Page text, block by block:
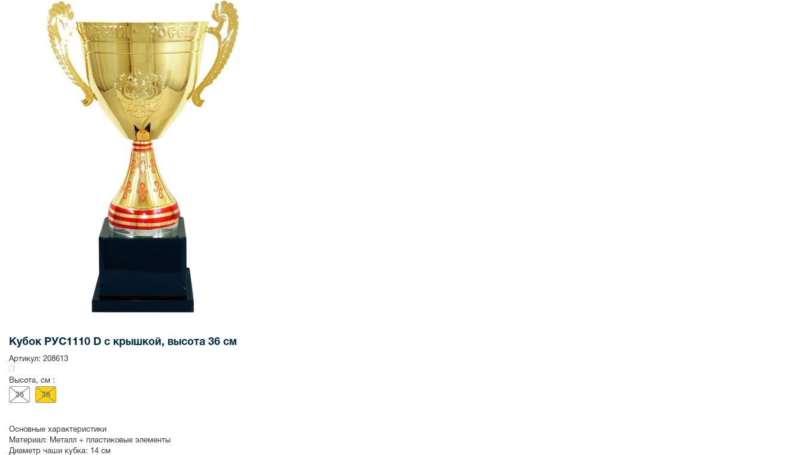
Кубок РУС1110 D с крышкой, высота 36 см
Артикул: 208613
Высота, см :
26 36
Основные характеристики
Материал: Металл + пластиковые элементы
Диаметр чаши кубка: 14 см